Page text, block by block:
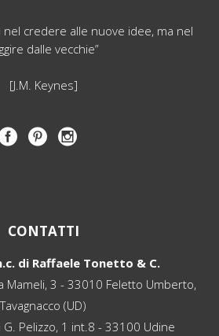
nel credere alle nuove idee, ma nel
dalle vecchie”
[J.M. Keynes]
CONTATTI
di Raffaele Tonetto & C.
Mameli, 3 - 33010 Feletto Umberto,
Tavagnacco (UD)
G. Pelizzo, 1 int.8 - 33100 Udine